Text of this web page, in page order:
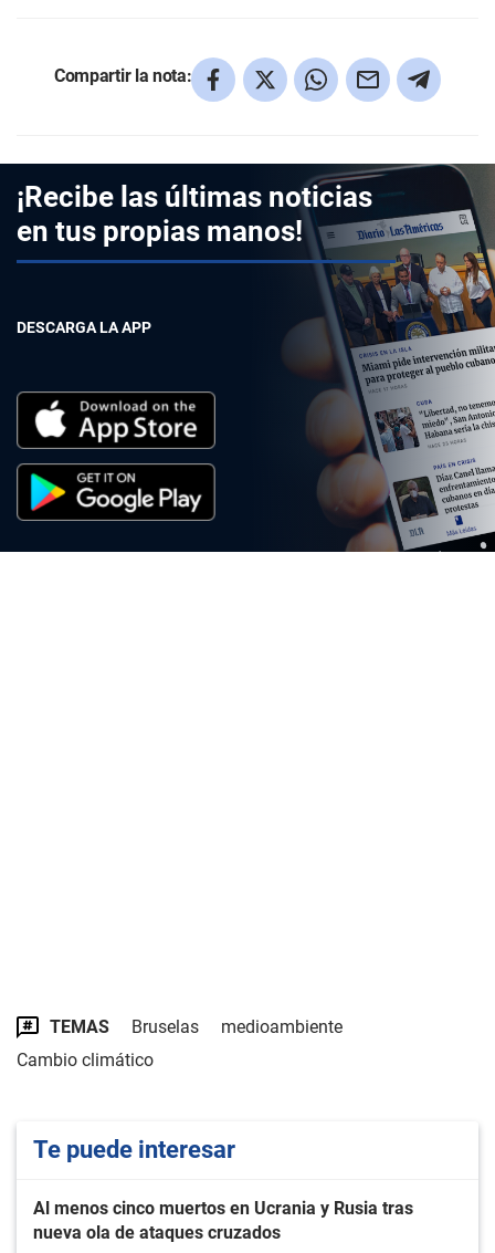
Compartir la nota:
¡Recibe las últimas noticias
en tus propias manos!
DESCARGA LA APP
TEMAS Bruselas
medioambiente
Cambio climático
Te puede interesar
Al menos cinco muertos en Ucrania y Rusia tras
nueva ola de ataques cruzados